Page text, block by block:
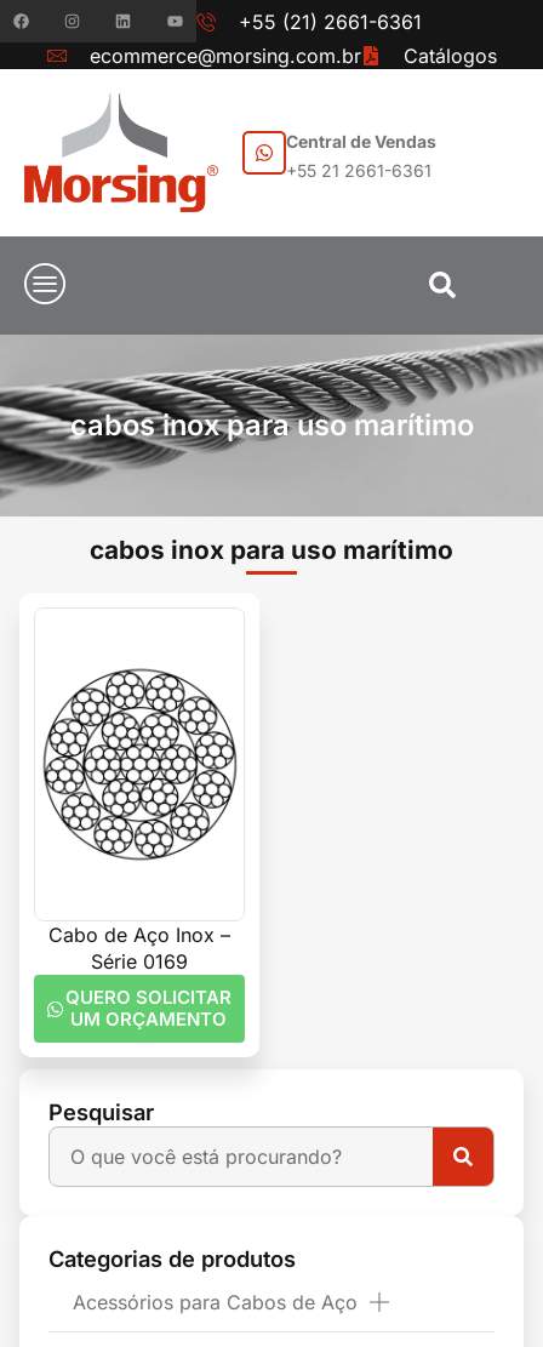
+55 (21) 2661-6361
ecommerce@morsing.com.br
Catálogos
Central de Vendas
+55 21 2661-6361
cabos inox para uso marítimo
Pesquisar
Categorias de produtos
Acessórios para Cabos de Aço
cabos inox para uso marítimo
Cabo de Aço Inox –
Série 0169
QUERO SOLICITAR
UM ORÇAMENTO